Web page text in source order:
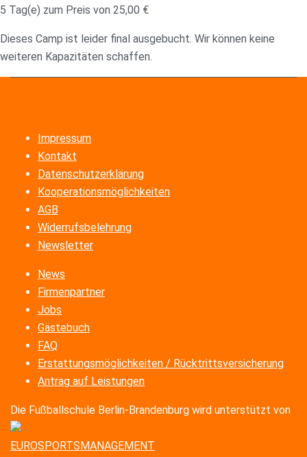
5 Tag(e) zum Preis von 25,00 €
Dieses Camp ist leider final ausgebucht. Wir können keine
weiteren Kapazitäten schaffen.
Impressum
Kontakt
Datenschutzerklärung
Kooperationsmöglichkeiten
AGB
Widerrufsbelehrung
Newsletter
News
Firmenpartner
Jobs
Gästebuch
FAQ
Erstattungsmöglichkeiten / Rücktrittsversicherung
Antrag auf Leistungen
Die Fußballschule Berlin-Brandenburg wird unterstützt von
EUROSPORTSMANAGEMENT